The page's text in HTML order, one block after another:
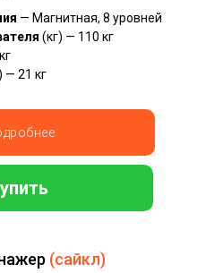
— Магнитная, 8 уровней
(кг) — 110 кг
— 21 кг
(сайкл)